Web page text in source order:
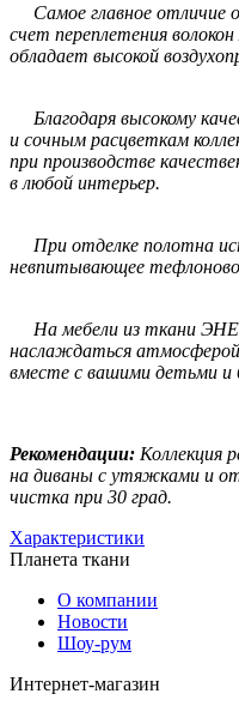
Самое главное отличие
счет переплетения
обладает высокой
Благодаря высокому
и сочным расцветкам
при производстве
в любой интерьер.
При отделке полотна
невпитывающее
На мебели из ткани
наслаждаться
вместе с вашими детьми и
Рекомендации: Коллекция
на диваны с утяжками и
чистка при 30 град.
Характеристики
Планета ткани
О компании
Новости
Шоу-рум
Интернет-магазин